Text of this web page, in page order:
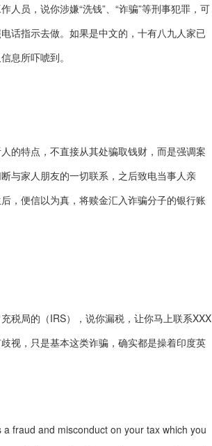
员，说你涉嫌“洗钱”、“诈骗”等刑事犯罪，可
话指示去做。如果是中文的，十有八九人家已
息所吓唬到。
的特点，不直接从其处骗取钱财，而是强调案
与家人朋友的一切联系，之后致电当事人亲
，便信以为真，将赎金汇入诈骗分子的银行账
税局的（IRS），说你漏税，让你马上联系XXX
视，只是基本这类诈骗，确实都是操着印度英
fraud and misconduct on your tax which you